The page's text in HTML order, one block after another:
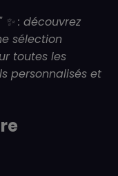
: découvrez
sélection
toutes les
personnalisés et